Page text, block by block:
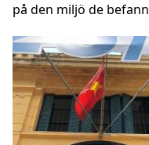
på den miljö de